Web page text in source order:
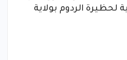
لحظيرة الردوم بولاية